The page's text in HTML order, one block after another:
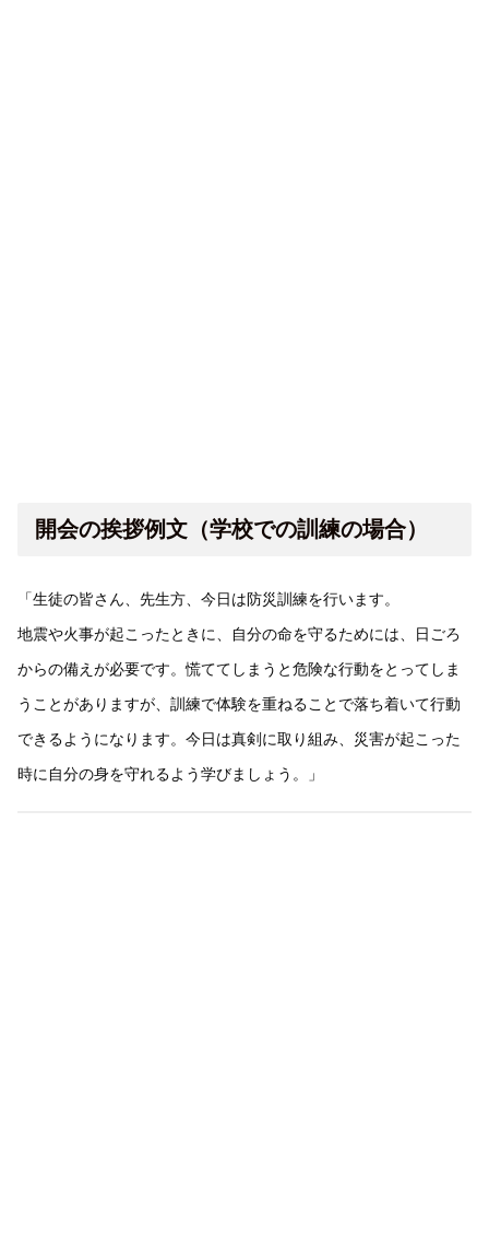
開会の挨拶例文（学校での訓練の場合）
「生徒の皆さん、先生方、今日は防災訓練を行います。
地震や火事が起こったときに、自分の命を守るためには、日ごろ
からの備えが必要です。慌ててしまうと危険な行動をとってしま
うことがありますが、訓練で体験を重ねることで落ち着いて行動
できるようになります。今日は真剣に取り組み、災害が起こった
時に自分の身を守れるよう学びましょう。」